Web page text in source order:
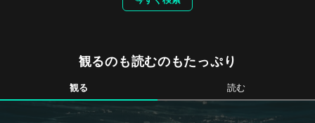
観るのも読むのもたっぷり
観る 読む